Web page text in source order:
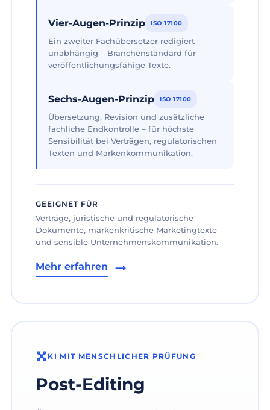
Vier-Augen-Prinzip ISO 17100
Ein zweiter Fachübersetzer redigiert
unabhängig – Branchenstandard für
veröffentlichungsfähige Texte.
Sechs-Augen-Prinzip ISO 17100
Übersetzung, Revision und zusätzliche
fachliche Endkontrolle – für höchste
Sensibilität bei Verträgen, regulatorischen
Texten und Markenkommunikation.
GEEIGNET FÜR
Verträge, juristische und regulatorische
Dokumente, markenkritische Marketingtexte
und sensible Unternehmenskommunikation.
Mehr erfahren
KI MIT MENSCHLICHER PRÜFUNG
Post-Editing